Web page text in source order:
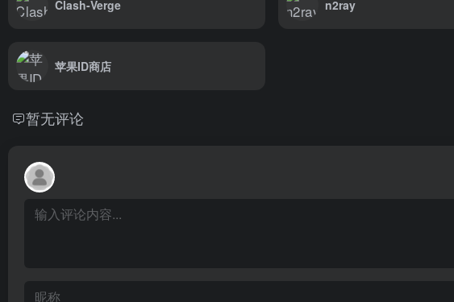
Clash-Verge n2ray
苹果ID商店
暂无评论